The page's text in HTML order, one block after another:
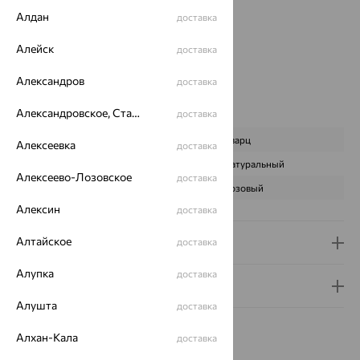
Вставка:
Вес металла:
Характеристика вставки:
Кварц
Натуральный
Розовый
Доставка и оплата
Алдан доставка
Алейск доставка
Александров доставка
Александровское, Ставропольский край доставка
Алексеевка доставка
Алексеево-Лозовское доставка
Алексин доставка
Алтайское доставка
Алупка доставка
Алушта доставка
Алхан-Кала доставка